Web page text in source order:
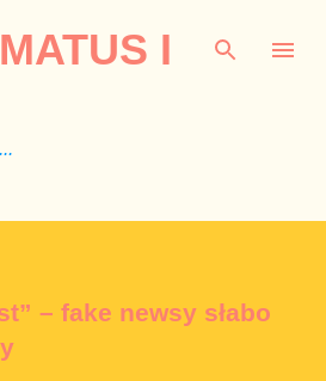
I
– fake newsy słabo